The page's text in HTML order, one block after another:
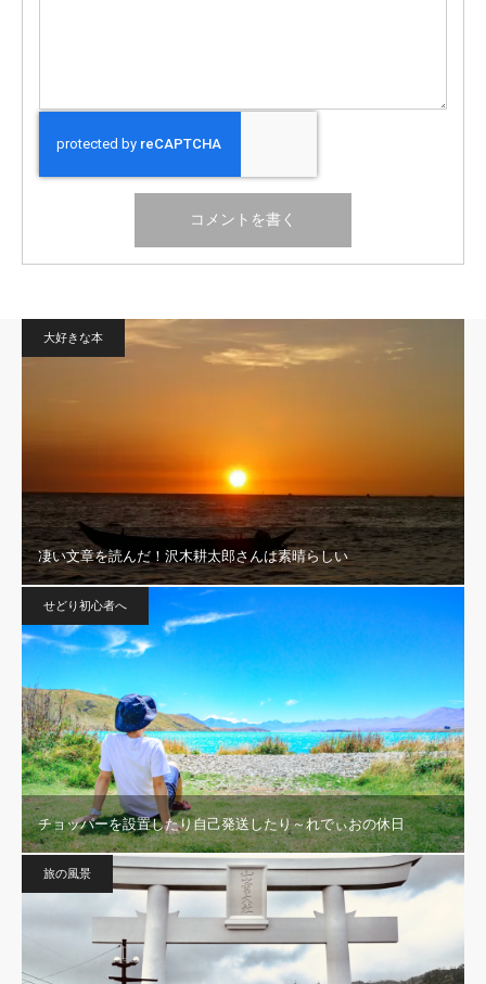
大好きな本
凄い文章を読んだ！沢木耕太郎さんは素晴らしい
せどり初心者へ
チョッパーを設置したり自己発送したり～れでぃおの休日
旅の風景